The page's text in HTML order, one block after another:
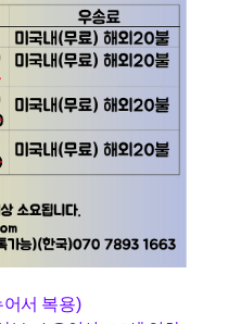
어서 복용)